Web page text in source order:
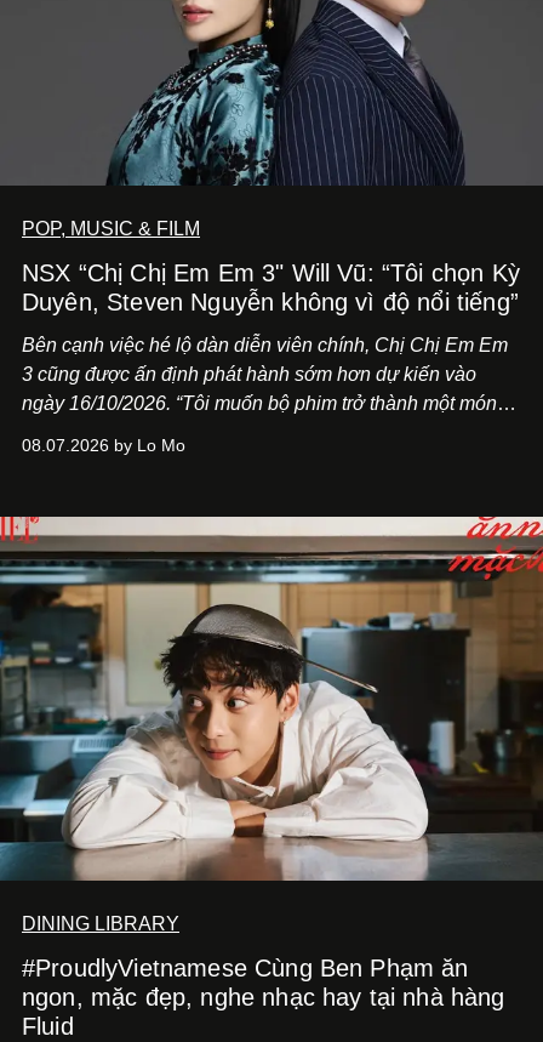
POP, MUSIC & FILM
NSX “Chị Chị Em Em 3" Will Vũ: “Tôi chọn Kỳ
Duyên, Steven Nguyễn không vì độ nổi tiếng”
Bên cạnh việc hé lộ dàn diễn viên chính, Chị Chị Em Em
3 cũng được ấn định phát hành sớm hơn dự kiến vào
ngày 16/10/2026. “Tôi muốn bộ phim trở thành một món
Việt Nam”, NSX Will Vũ cho biết.
08.07.2026 by Lo Mo
DINING LIBRARY
#ProudlyVietnamese Cùng Ben Phạm ăn
ngon, mặc đẹp, nghe nhạc hay tại nhà hàng
Fluid